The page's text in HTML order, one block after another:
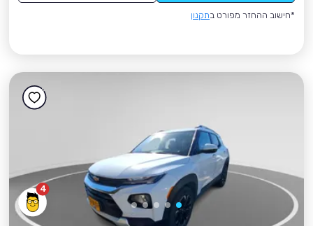
*חישוב ההחזר מפורט בתקנון
4